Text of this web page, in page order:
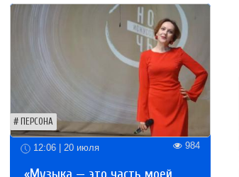
ПЕРСОНА
12:06 | 20 июля 984
«Музыка — это часть моей